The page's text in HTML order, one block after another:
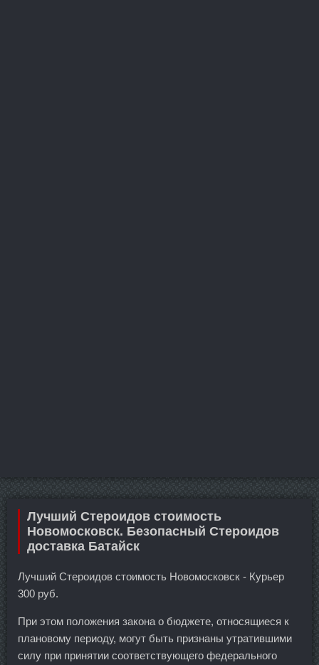
Лучший Стероидов стоимость
Новомосковск. Безопасный Стероидов
доставка Батайск
Лучший Стероидов стоимость Новомосковск - Курьер
300 руб.
При этом положения закона о бюджете, относящиеся к
плановому периоду, могут быть признаны утратившими
силу при принятии соответствующего федерального